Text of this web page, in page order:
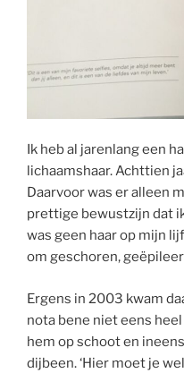
Ik heb al jarenlang een
lichaamshaar. Achttien
Daarvoor was er alleen
prettige bewustzijn dat
was geen haar op mijn
om geschoren,
Ergens in 2003 kwam
nota bene niet eens heel
hem op schoot en
dijbeen. ‘Hier moet je